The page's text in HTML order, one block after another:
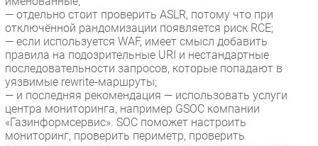
— отдельно стоит проверить ASLR, потому что при
отключённой рандомизации появляется риск RCE;
— если используется WAF, имеет смысл добавить
правила на подозрительные URI и нестандартные
последовательности запросов, которые попадают в
уязвимые rewrite-маршруты;
— и последняя рекомендация — использовать услуги
центра мониторинга, например GSOC компании
«Газинформсервис». SOC поможет настроить
мониторинг, проверить периметр, проверить